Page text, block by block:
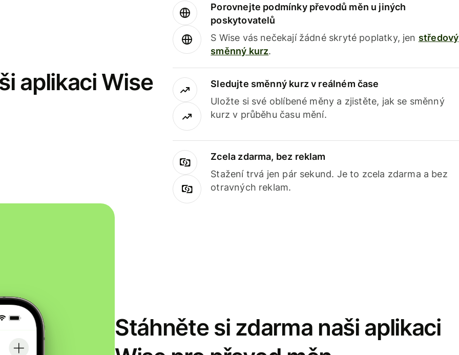
aplikaci Wise
Porovnejte podmínky převodů měn u jiných
poskytovatelů
S Wise vás nečekají žádné skryté poplatky, jen středový
směnný kurz.
Sledujte směnný kurz v reálném čase
Uložte si své oblíbené měny a zjistěte, jak se směnný
kurz v průběhu času mění.
Zcela zdarma, bez reklam
Stažení trvá jen pár sekund. Je to zcela zdarma a bez
otravných reklam.
Stáhněte si zdarma naši aplikaci